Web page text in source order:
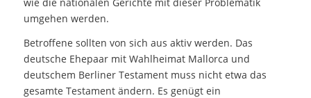
umgehen werden.
Betroffene sollten von sich aus aktiv werden. Das
deutsche Ehepaar mit Wahlheimat Mallorca und
deutschem Berliner Testament muss nicht etwa das
gesamte Testament ändern. Es genügt ein